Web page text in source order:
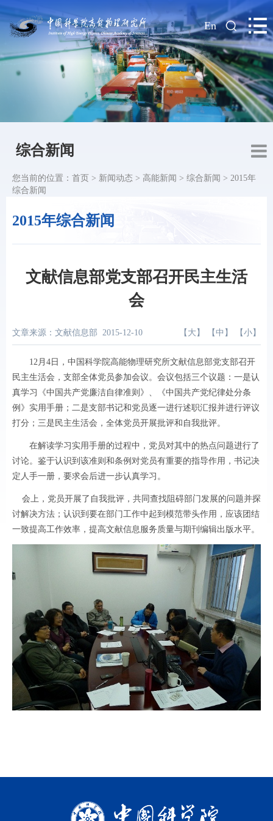
| En
综合新闻
2015年综合新闻
您当前的位置： 首页 > 新闻动态 > 高能新闻 > 综合新闻 > 2015年
综合新闻
文献信息部党支部召开民主生活
会
文章来源：文献信息部 2015-12-10 【 大 】 【 中 】 【 小 】
12月 4 日，中国科学院高能物理研究所文献信息部党支部召开
民主生活会，支部全体党员参加会议。会议包括三个议题：一是认
真学习《中国共产党廉洁自律准则》、《中国共产党纪律处分条
例》实用手册；二是支部书记和党员逐一进行述职汇报并进行评议
打分；三是民主生活会，全体党员开展批评和自我批评。
在解读学习实用手册的过程中，党员对其中的热点问题进行了
讨论。鉴于认识到该准则和条例对党员有重要的指导作用，书记决
定人手一册，要求会后进一步认真学习。
会上，党员开展了自我批评，共同查找阻碍部门发展的问题并探
讨解决方法；认识到要在部门工作中起到模范带头作用，应该团结
一致提高工作效率，提高文献信息服务质量与期刊编辑出版水平。